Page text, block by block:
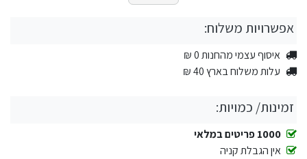
אפשרויות משלוח:
איסוף עצמי מהחנות 0 ₪
עלות משלוח בארץ 40 ₪
זמינות/ כמויות:
1000 פריטים במלאי
אין הגבלת קניה